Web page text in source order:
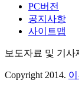
PC버전
공지사항
사이트맵
보도자료 및 기사
Copyright 2014.